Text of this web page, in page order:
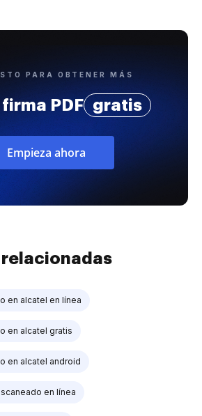
PARA OBTENER MÁS
firma PDF gratis
Empieza ahora
relacionadas
en alcatel en línea
en alcatel gratis
en alcatel android
en línea